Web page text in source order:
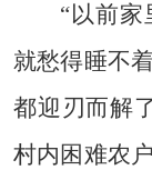
“以前
就愁得睡不
都迎刃而解
村内困难农